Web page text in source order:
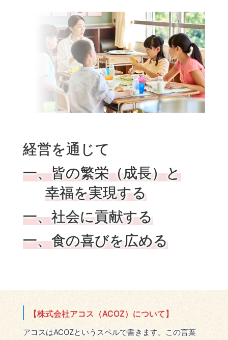
経営を通じて
一、皆の繁栄（成長）と
幸福を実現する
一、社会に貢献する
一、食の喜びを広める
【株式会社アコス（ACOZ）について】
アコスはACOZというスペルで書きます。この言葉